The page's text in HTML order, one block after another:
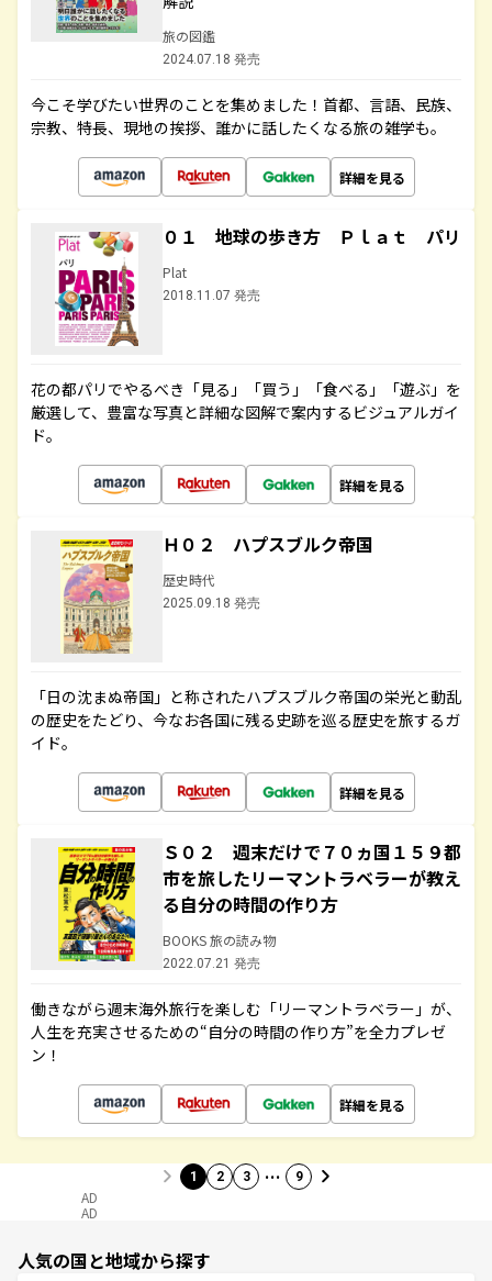
旅の図鑑
2024.07.18 発売
今こそ学びたい世界のことを集めました！首都、言語、民族、
宗教、特長、現地の挨拶、誰かに話したくなる旅の雑学も。
詳細を見る
０１ 地球の歩き方 Ｐｌａｔ パリ
Plat
2018.11.07 発売
花の都パリでやるべき「見る」「買う」「食べる」「遊ぶ」を
厳選して、豊富な写真と詳細な図解で案内するビジュアルガイ
ド。
詳細を見る
Ｈ０２ ハプスブルク帝国
歴史時代
2025.09.18 発売
「日の沈まぬ帝国」と称されたハプスブルク帝国の栄光と動乱
の歴史をたどり、今なお各国に残る史跡を巡る歴史を旅するガ
イド。
詳細を見る
Ｓ０２ 週末だけで７０ヵ国１５９都
市を旅したリーマントラベラーが教え
る自分の時間の作り方
BOOKS 旅の読み物
2022.07.21 発売
働きながら週末海外旅行を楽しむ「リーマントラベラー」が、
人生を充実させるための“自分の時間の作り方”を全力プレゼ
ン！
詳細を見る
1 2 3 … 9
AD
AD
人気の国と地域から探す